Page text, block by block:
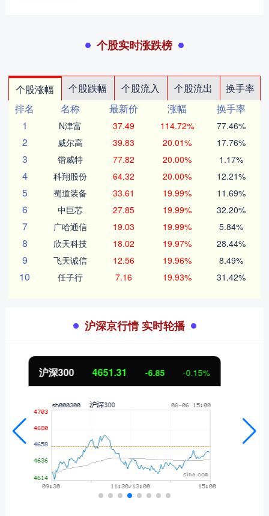
个股实时涨跌榜
个股涨幅 个股跌幅 个股流入 个股流出
换手率
排名
名称 最新价 涨幅
换手率
1
N津富 37.49 114.72% 77.46%
2 威尔高 39.83 20.01% 17.76%
3 锴威特 77.82 20.00% 1.17%
4 科翔股份 64.32 20.00% 12.21%
5 蜀道装备 33.61 19.99% 11.69%
6 中巨芯 27.85 19.99% 32.20%
7 广哈通信 19.03 19.99% 5.84%
8 欣天科技 18.02 19.97% 28.44%
9 飞天诚信 12.56 19.96% 8.49%
10 任子行 7.16 19.93% 31.42%
沪深京行情 实时轮播
北证50 1122.88 3.42 0.30%